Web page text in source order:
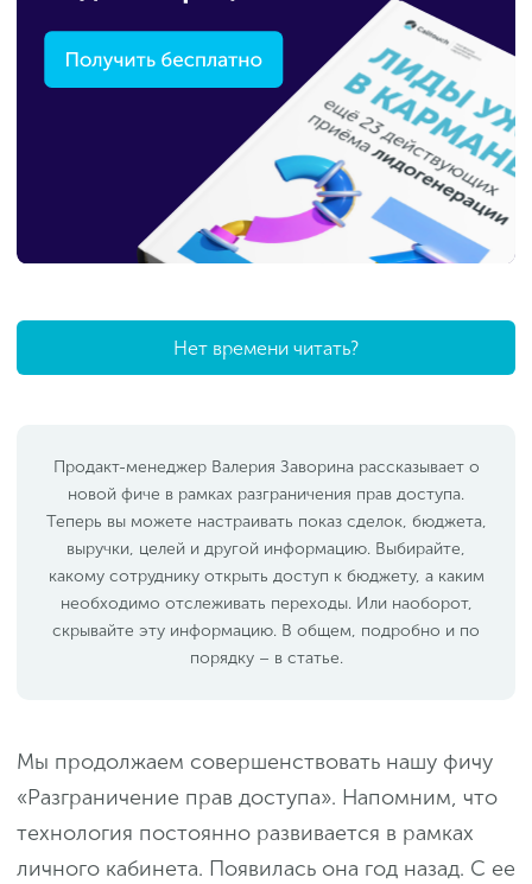
Нет времени читать?
Продакт-менеджер Валерия Заворина рассказывает о
новой фиче в рамках разграничения прав доступа.
Теперь вы можете настраивать показ сделок, бюджета,
выручки, целей и другой информацию. Выбирайте,
какому сотруднику открыть доступ к бюджету, а каким
необходимо отслеживать переходы. Или наоборот,
скрывайте эту информацию. В общем, подробно и по
порядку – в статье.
Мы продолжаем совершенствовать нашу фичу
«Разграничение прав доступа». Напомним, что
технология постоянно развивается в рамках
личного кабинета. Появилась она год назад. С ее